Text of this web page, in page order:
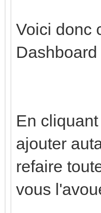
--
--
14px;
--
size:
color:
Voici donc
Dashboard
En
ajouter
refaire
vous